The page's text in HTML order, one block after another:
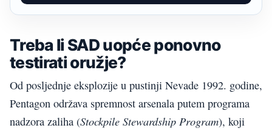
Treba li SAD uopće ponovno
testirati oružje?
Od posljednje eksplozije u pustinji Nevade 1992. godine,
Pentagon održava spremnost arsenala putem programa
nadzora zaliha (Stockpile Stewardship Program), koji